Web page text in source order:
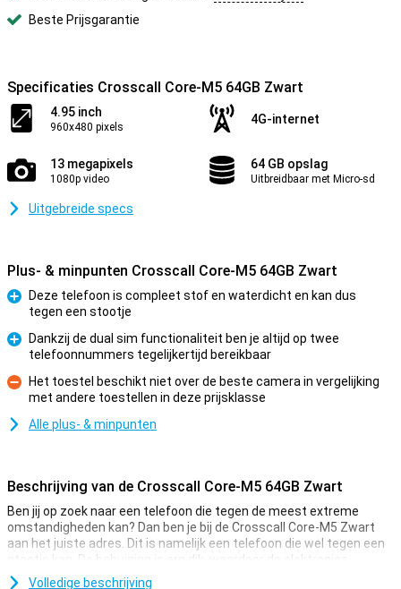
Beste Prijsgarantie
Specificaties Crosscall Core-M5 64GB Zwart
4.95 inch
960x480 pixels
4G-internet
13 megapixels
1080p video
64 GB opslag
Uitbreidbaar met Micro-sd
Uitgebreide specs
Plus- & minpunten Crosscall Core-M5 64GB Zwart
Pluspunt
Deze telefoon is compleet stof en waterdicht en kan dus
tegen een stootje
Pluspunt
Dankzij de dual sim functionaliteit ben je altijd op twee
telefoonnummers tegelijkertijd bereikbaar
Minpunt
Het toestel beschikt niet over de beste camera in vergelijking
met andere toestellen in deze prijsklasse
Alle plus- & minpunten
Beschrijving van de Crosscall Core-M5 64GB Zwart
Ben jij op zoek naar een telefoon die tegen de meest extreme
omstandigheden kan? Dan ben je bij de Crosscall Core-M5 Zwart
aan het juiste adres. Dit is namelijk een telefoon die wel tegen een
stootje kan. De behuizing is erg dik, waardoor de elektronica
binnenin goed beschermd blijft.
Volledige beschrijving